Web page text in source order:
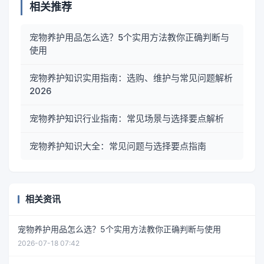
相关推荐
宠物养护用品怎么选？5个实用方法教你正确判断与
使用
宠物养护知识实用指南：选购、维护与常见问题解析
2026
宠物养护知识行业指南：常见场景与选择要点解析
宠物养护知识大全：常见问题与选择要点指南
相关资讯
宠物养护用品怎么选？5个实用方法教你正确判断与使用
2026-07-18 07:42